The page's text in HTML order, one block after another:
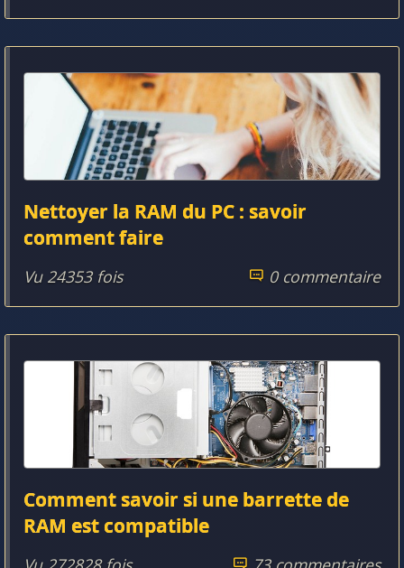
Nettoyer la RAM du PC : savoir
comment faire
Vu 24353 fois 0 commentaire
Comment savoir si une barrette de
RAM est compatible